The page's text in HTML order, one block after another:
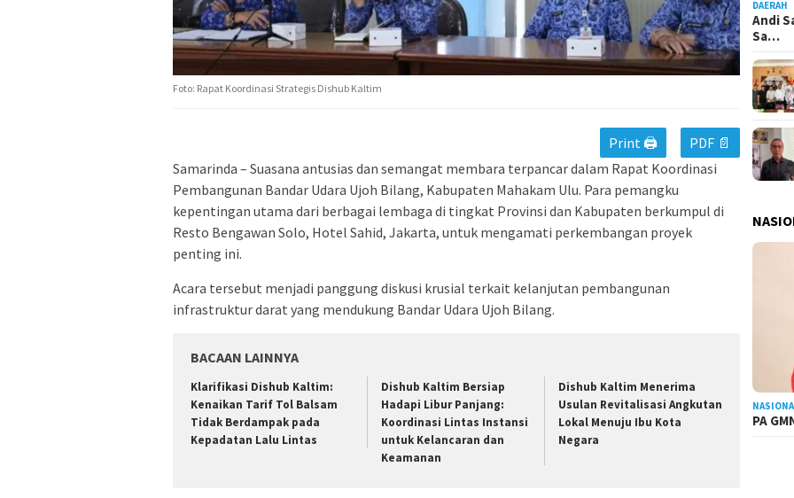
Foto: Rapat Koordinasi Strategis Dishub Kaltim
Print 🖨
PDF 📄
Samarinda – Suasana antusias dan semangat membara terpancar dalam Rapat Koordinasi
Pembangunan Bandar Udara Ujoh Bilang, Kabupaten Mahakam Ulu. Para pemangku
kepentingan utama dari berbagai lembaga di tingkat Provinsi dan Kabupaten berkumpul di
Resto Bengawan Solo, Hotel Sahid, Jakarta, untuk mengamati perkembangan proyek
penting ini.
Acara tersebut menjadi panggung diskusi krusial terkait kelanjutan pembangunan
infrastruktur darat yang mendukung Bandar Udara Ujoh Bilang.
BACAAN LAINNYA
Klarifikasi Dishub Kaltim:
Kenaikan Tarif Tol Balsam
Tidak Berdampak pada
Kepadatan Lalu Lintas
Dishub Kaltim Bersiap
Hadapi Libur Panjang:
Koordinasi Lintas Instansi
untuk Kelancaran dan
Keamanan
Dishub Kaltim Menerima
Usulan Revitalisasi Angkutan
Lokal Menuju Ibu Kota
Negara
DAERAH
Andi
Sa…
PA